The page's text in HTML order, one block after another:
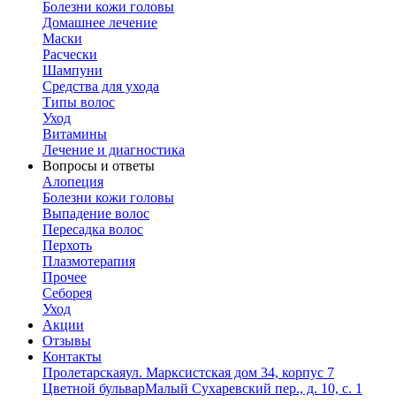
Болезни кожи головы
Домашнее лечение
Маски
Расчески
Шампуни
Средства для ухода
Типы волос
Уход
Витамины
Лечение и диагностика
Вопросы и ответы
Алопеция
Болезни кожи головы
Выпадение волос
Пересадка волос
Перхоть
Плазмотерапия
Прочее
Себорея
Уход
Акции
Отзывы
Контакты
Пролетарскаяул. Марксистская дом 34, корпус 7
Цветной бульварМалый Сухаревский пер., д. 10, с. 1